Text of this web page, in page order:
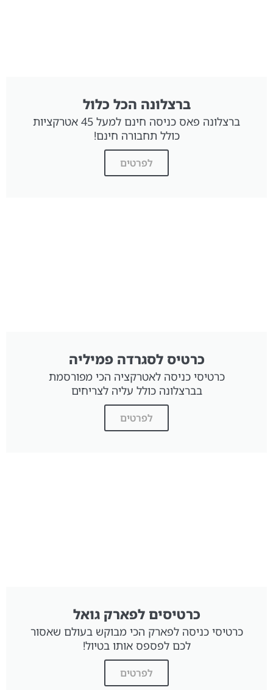
ברצלונה הכל כלול
ברצלונה פאס כניסה חינם למעל 45 אטרקציות
כולל תחבורה חינם!
לפרטים
כרטיס לסגרדה פמיליה
כרטיסי כניסה לאטרקציה הכי מפורסמת
בברצלונה כולל עליה לצריחים
לפרטים
כרטיסים לפארק גואל
כרטיסי כניסה לפארק הכי מבוקש בעולם שאסור
לכם לפספס אותו בטיול!
לפרטים